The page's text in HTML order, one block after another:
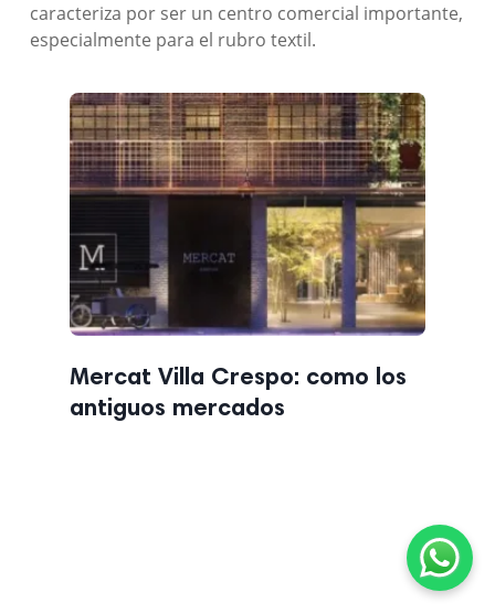
caracteriza por ser un centro comercial importante,
especialmente para el rubro textil.
Mercat Villa Crespo: como los
antiguos mercados